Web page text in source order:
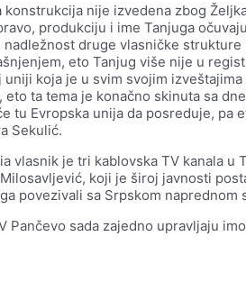
konstrukcija nije izvedena zbog
produkciju i ime Tanjuga
druge vlasničke
eto Tanjug više nije u
uniji koja je u svim svojim
eto ta tema je konačno skinuta sa
tu Evropska unija da posreduje,
Sekulić.
vlasnik je tri kablovska TV kanala
Milosavljević, koji je široj javnosti
povezivali sa Srpskom naprednom
Pančevo sada zajedno upravljaju